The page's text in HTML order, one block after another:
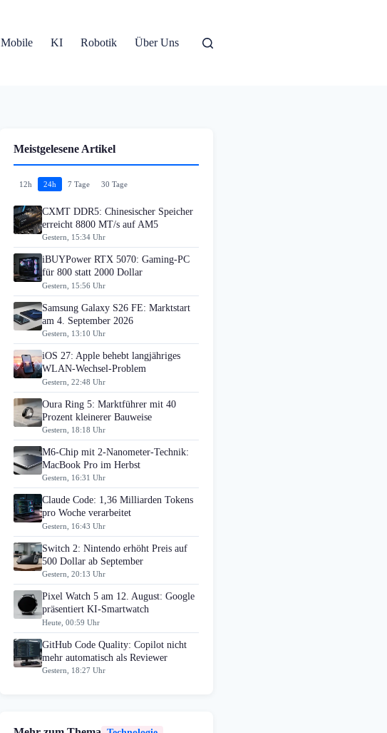
Mobile KI Robotik Über Uns
Meistgelesene Artikel
12h 24h 7 Tage 30 Tage
CXMT DDR5: Chinesischer Speicher
erreicht 8800 MT/s auf AM5
Gestern, 15:34 Uhr
iBUYPower RTX 5070: Gaming-PC
für 800 statt 2000 Dollar
Gestern, 15:56 Uhr
Samsung Galaxy S26 FE: Marktstart
am 4. September 2026
Gestern, 13:10 Uhr
iOS 27: Apple behebt langjähriges
WLAN-Wechsel-Problem
Gestern, 22:48 Uhr
Oura Ring 5: Marktführer mit 40
Prozent kleinerer Bauweise
Gestern, 18:18 Uhr
M6-Chip mit 2-Nanometer-Technik:
MacBook Pro im Herbst
Gestern, 16:31 Uhr
Claude Code: 1,36 Milliarden Tokens
pro Woche verarbeitet
Gestern, 16:43 Uhr
Switch 2: Nintendo erhöht Preis auf
500 Dollar ab September
Gestern, 20:13 Uhr
Pixel Watch 5 am 12. August: Google
präsentiert KI-Smartwatch
Heute, 00:59 Uhr
GitHub Code Quality: Copilot nicht
mehr automatisch als Reviewer
Gestern, 18:27 Uhr